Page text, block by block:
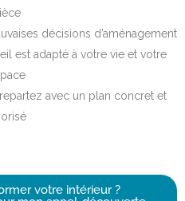
décisions d’aménagement
est adapté à votre vie et votre
avec un plan concret et
votre intérieur ?